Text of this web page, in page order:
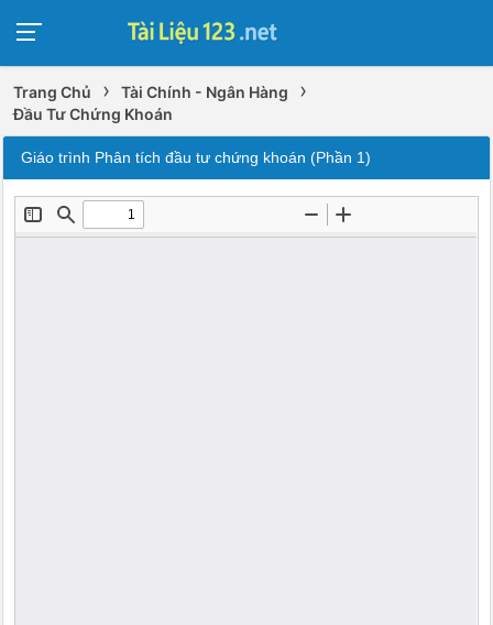
Trang Chủ › Tài Chính - Ngân Hàng ›
Đầu Tư Chứng Khoán
Giáo trình Phân tích đầu tư chứng khoán (Phần 1)